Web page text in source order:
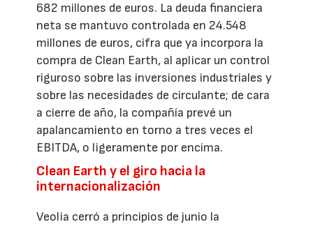
682 millones de euros. La deuda financiera
neta se mantuvo controlada en 24.548
millones de euros, cifra que ya incorpora la
compra de Clean Earth, al aplicar un control
riguroso sobre las inversiones industriales y
sobre las necesidades de circulante; de cara
a cierre de año, la compañía prevé un
apalancamiento en torno a tres veces el
EBITDA, o ligeramente por encima.
Clean Earth y el giro hacia la
internacionalización
Veolia cerró a principios de junio la